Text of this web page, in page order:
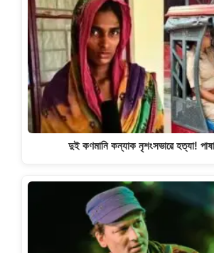
দুই কণমানি কন্যাক নৃশংসভাৱে হত্যা!